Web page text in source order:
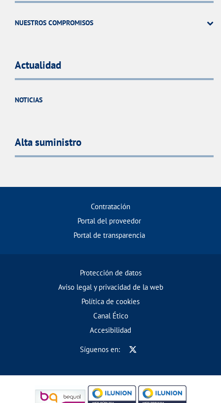
NUESTROS COMPROMISOS
Actualidad
NOTICIAS
Alta suministro
Contratación
Portal del proveedor
Portal de transparencia
Protección de datos
Aviso legal y privacidad de la web
Política de cookies
Canal Ético
Accesibilidad
Síguenos en: